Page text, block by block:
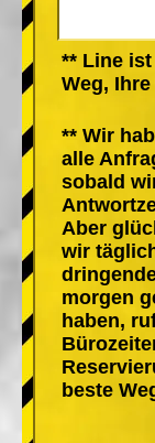
** Line
Weg,
** Wir
alle
sobald
Aber
wir
morgen
haben,
beste